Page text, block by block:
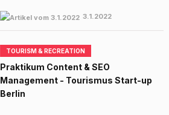
3.1.2022
TOURISM & RECREATION
Praktikum Content & SEO
Management - Tourismus Start-up
Berlin